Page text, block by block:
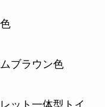
ブラウン色
ト一体型トイ